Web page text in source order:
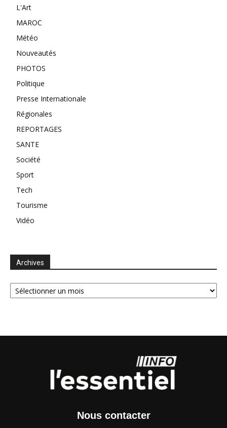
L'Art
MAROC
Météo
Nouveautés
PHOTOS
Politique
Presse Internationale
Régionales
REPORTAGES
SANTE
Société
Sport
Tech
Tourisme
Vidéo
Archives
Archives
Nous contacter